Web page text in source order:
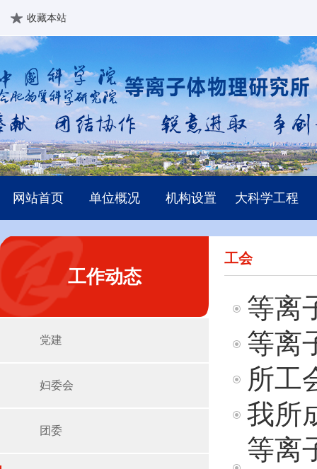
收藏本站
网站首页 单位概况 机构设置 大科学工程
工作动态
党建
妇委会
团委
工会
等离
等离
所工
我所
等离